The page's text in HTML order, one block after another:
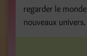
regarder le
nouveaux